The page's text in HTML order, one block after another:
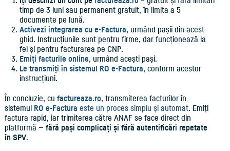
timp de 3 luni sau permanent gratuit, în limita a 5
documente pe lună.
Activezi integrarea cu e-Factura, urmând pașii din acest
ghid. Instrucțiunile sunt pentru firme, dar funcționează la
fel și pentru facturarea pe CNP.
Emiți facturile online, urmând acești pași.
Le transmiți în sistemul RO e-Factura, conform acestor
instrucțiuni.
În concluzie, cu factureaza.ro, transmiterea facturilor în
sistemul RO e-Factura este un proces simplu și automat. Emiți
factura rapid, iar trimiterea către ANAF se face direct din
platformă — fără pași complicați și fără autentificări repetate
în SPV.